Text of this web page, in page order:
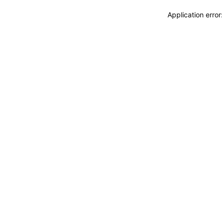
Application